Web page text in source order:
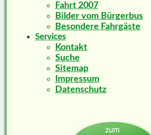
Fahrt 2007
Bilder vom Bürgerbus
Besondere Fahrgäste
Services
Kontakt
Suche
Sitemap
Impressum
Datenschutz